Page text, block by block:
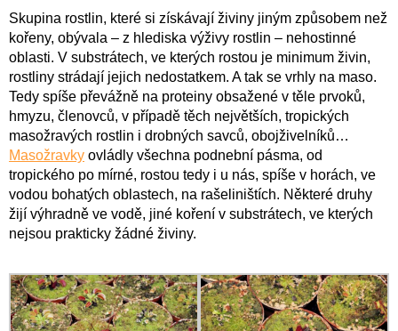
Skupina rostlin, které si získávají živiny jiným způsobem než
kořeny, obývala – z hlediska výživy rostlin – nehostinné
oblasti. V substrátech, ve kterých rostou je minimum živin,
rostliny strádají jejich nedostatkem. A tak se vrhly na maso.
Tedy spíše převážně na proteiny obsažené v těle prvoků,
hmyzu, členovců, v případě těch největších, tropických
masožravých rostlin i drobných savců, obojživelníků…
Masožravky ovládly všechna podnební pásma, od
tropického po mírné, rostou tedy i u nás, spíše v horách, ve
vodou bohatých oblastech, na rašeliništích. Některé druhy
žijí výhradně ve vodě, jiné koření v substrátech, ve kterých
nejsou prakticky žádné živiny.